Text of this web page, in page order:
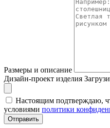
Размеры и описание
Дизайн-проект изделия
Настоящим подтверждаю,
условиями политики
Отправить